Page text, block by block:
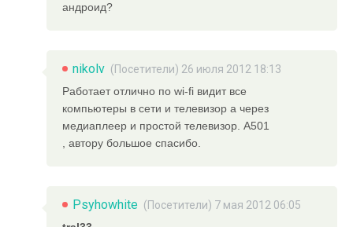
андроид?
nikolv (Посетители) 26 июля 2012 18:13
Работает отлично по wi-fi видит все
компьютеры в сети и телевизор а через
медиаплеер и простой телевизор. А501
, автору большое спасибо.
Psyhowhite (Посетители) 7 мая 2012 06:05